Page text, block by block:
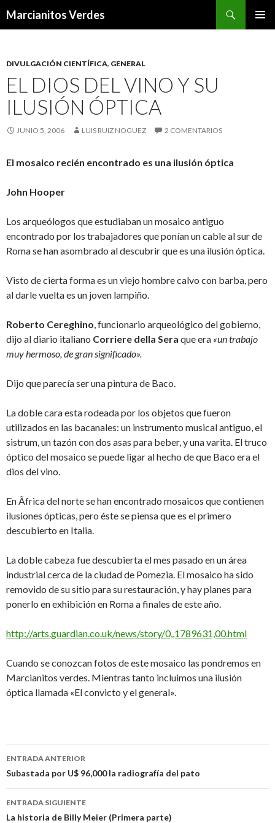
Marcianitos Verdes
DIVULGACIÓN CIENTÍFICA, GENERAL
EL DIOS DEL VINO Y SU
ILUSIÓN ÓPTICA
JUNIO 5, 2006 LUIS RUIZ NOGUEZ 2 COMENTARIOS
El mosaico recién encontrado es una ilusión óptica
John Hooper
Los arqueólogos que estudiaban un mosaico antiguo
encontrado por los trabajadores que ponían un cable al sur de
Roma se han asombrado al descubrir que es una ilusión óptica.
Visto de cierta forma es un viejo hombre calvo con barba, pero
al darle vuelta es un joven lampiño.
Roberto Cereghino, funcionario arqueológico del gobierno,
dijo al diario italiano Corriere della Sera que era «un trabajo
muy hermoso, de gran significado».
Dijo que parecía ser una pintura de Baco.
La doble cara esta rodeada por los objetos que fueron
utilizados en las bacanales: un instrumento musical antiguo, el
sistrum,un tazón con dos asas para beber, y una varita. El truco
óptico del mosaico se puede ligar al hecho de que Baco era el
dios del vino.
En Ãfrica del norte se han encontrado mosaicos que contienen
ilusiones ópticas, pero éste se piensa que es el primero
descubierto en Italia.
La doble cabeza fue descubierta el mes pasado en un área
industrial cerca de la ciudad de Pomezia. El mosaico ha sido
removido de su sitio para su restauración, y hay planes para
ponerlo en exhibición en Roma a finales de este año.
http://arts.guardian.co.uk/news/story/0,,1789631,00.html
Cuando se conozcan fotos de este mosaico las pondremos en
Marcianitos verdes. Mientras tanto incluimos una ilusión
óptica llamada «El convicto y el general».
Navegación
de
entradas
ENTRADA ANTERIOR
Subastada por U$ 96,000 la radiografía del pato
ENTRADA SIGUIENTE
La historia de Billy Meier (Primera parte)